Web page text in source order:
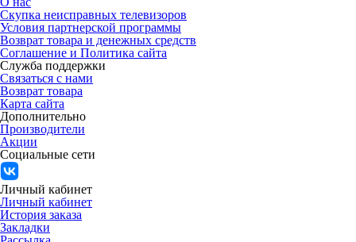
Скупка неисправных телевизоров
Условия партнерской программы
Возврат товара и денежных средств
Соглашение и Политика сайта
Служба поддержки
Связаться с нами
Возврат товара
Карта сайта
Дополнительно
Производители
Акции
Социальные сети
Личный кабинет
Личный кабинет
История заказа
Закладки